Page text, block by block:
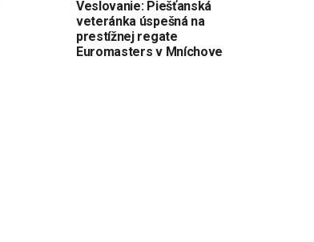
Veslovanie: Piešťanská
veteránka úspešná na
prestížnej regate
Euromasters v Mníchove